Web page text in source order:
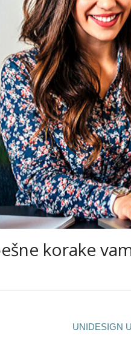
korake
UNIDESIGN